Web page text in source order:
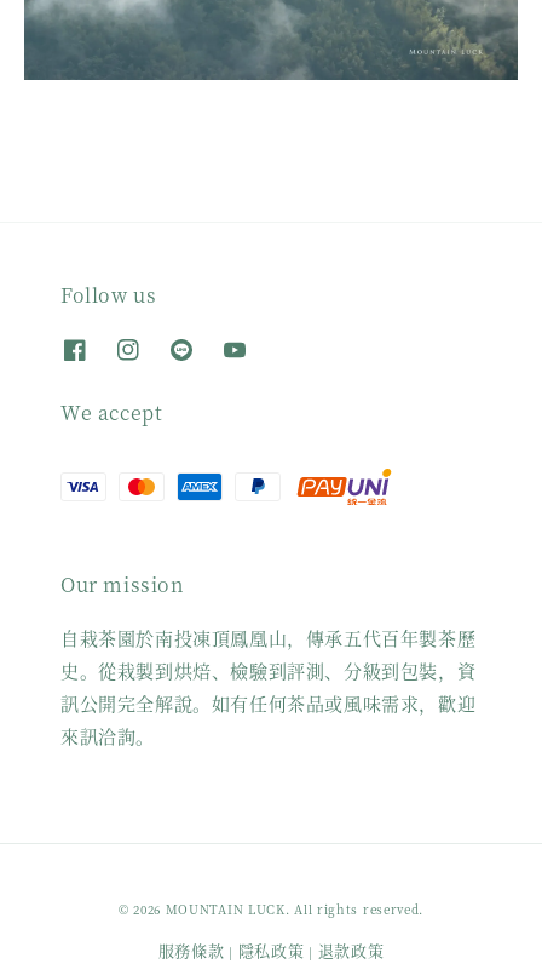
Follow us
We accept
Our mission
自栽茶園於南投凍頂鳳凰山，傳承五代百年製茶歷
史。從栽製到烘焙、檢驗到評測、分級到包裝，資
訊公開完全解說。如有任何茶品或風味需求，歡迎
來訊洽詢。
© 2026 MOUNTAIN LUCK. All rights reserved.
服務條款 | 隱私政策 | 退款政策